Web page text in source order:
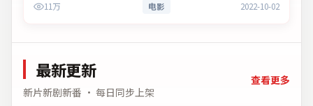
实意义。
11万 电影 2022-10-02
最新更新
新片新剧新番 · 每日同步上架
查看更多